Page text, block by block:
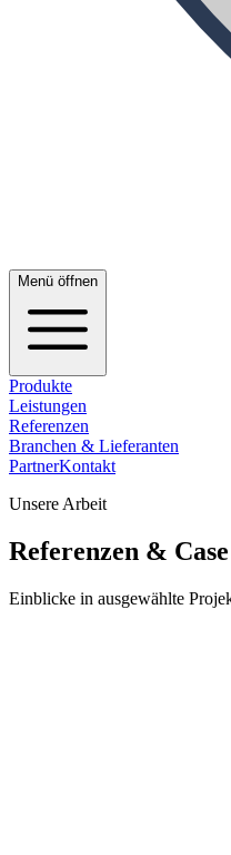
Menü öffnen
Produkte
Leistungen
Referenzen
Branchen & Lieferanten
PartnerKontakt
Unsere Arbeit
Referenzen &
Einblicke in ausgewählte